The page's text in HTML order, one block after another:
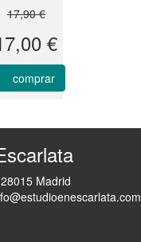
17,90 €
€
comprar
Madrid